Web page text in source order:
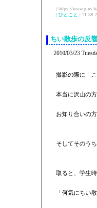
| https://www.plus-
| ひとこと | 11:38
ちい散歩の反
2010/03/23
撮影の際に「
本当に沢山の
お知り合いの
そしてそのう
取ると、学生
「何気にちい